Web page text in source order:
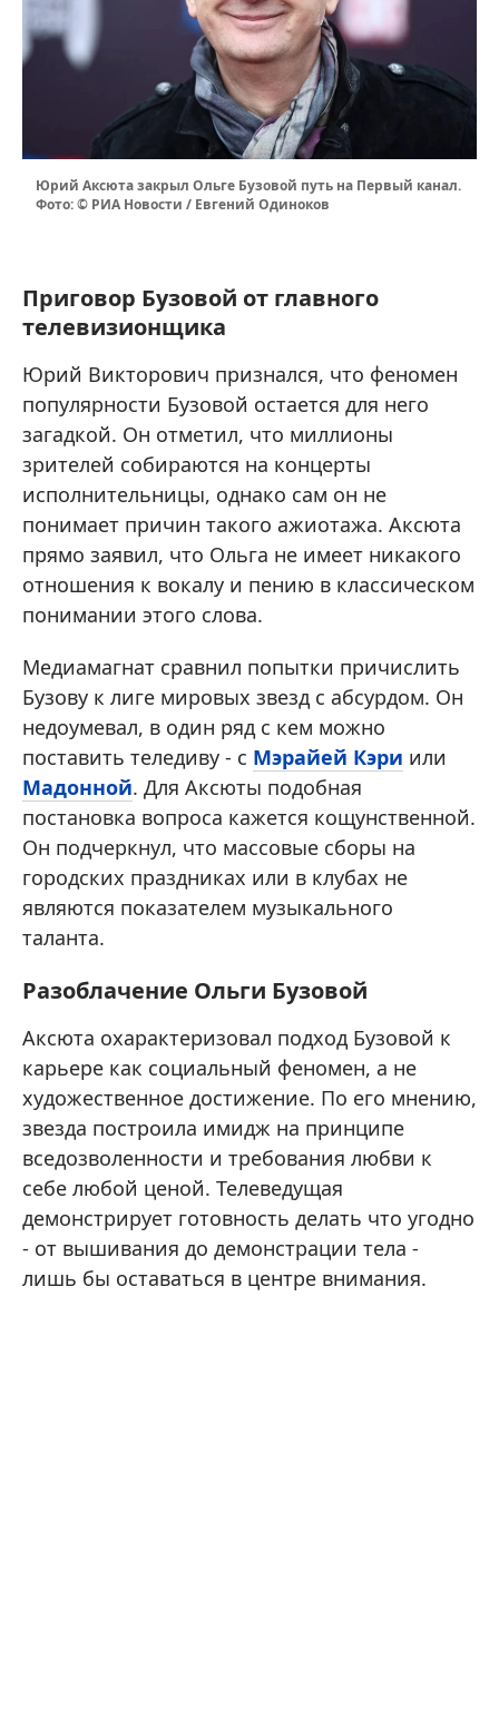
Юрий Аксюта закрыл Ольге Бузовой путь на Первый канал.
Фото: © РИА Новости / Евгений Одиноков
Приговор Бузовой от главного
телевизионщика
Юрий Викторович признался, что феномен
популярности Бузовой остается для него
загадкой. Он отметил, что миллионы
зрителей собираются на концерты
исполнительницы, однако сам он не
понимает причин такого ажиотажа. Аксюта
прямо заявил, что Ольга не имеет никакого
отношения к вокалу и пению в классическом
понимании этого слова.
Медиамагнат сравнил попытки причислить
Бузову к лиге мировых звезд с абсурдом. Он
недоумевал, в один ряд с кем можно
поставить теледиву - с Мэрайей Кэри или
Мадонной. Для Аксюты подобная
постановка вопроса кажется кощунственной.
Он подчеркнул, что массовые сборы на
городских праздниках или в клубах не
являются показателем музыкального
таланта.
Разоблачение Ольги Бузовой
Аксюта охарактеризовал подход Бузовой к
карьере как социальный феномен, а не
художественное достижение. По его мнению,
звезда построила имидж на принципе
вседозволенности и требования любви к
себе любой ценой. Телеведущая
демонстрирует готовность делать что угодно
- от вышивания до демонстрации тела -
лишь бы оставаться в центре внимания.